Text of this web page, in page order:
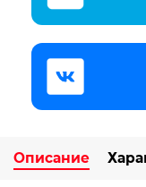
Описание